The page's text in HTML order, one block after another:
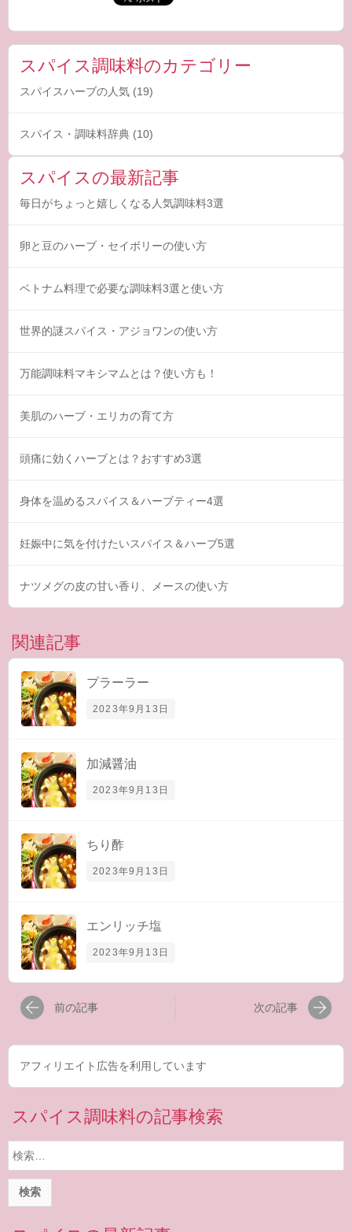
スパイス調味料のカテゴリー
スパイスハーブの人気 (19)
スパイス・調味料辞典 (10)
スパイスの最新記事
毎日がちょっと嬉しくなる人気調味料3選
卵と豆のハーブ・セイボリーの使い方
ベトナム料理で必要な調味料3選と使い方
世界的謎スパイス・アジョワンの使い方
万能調味料マキシマムとは？使い方も！
美肌のハーブ・エリカの育て方
頭痛に効くハーブとは？おすすめ3選
身体を温めるスパイス＆ハーブティー4選
妊娠中に気を付けたいスパイス＆ハーブ5選
ナツメグの皮の甘い香り、メースの使い方
関連記事
プラーラー
2023年9月13日
加減醤油
2023年9月13日
ちり酢
2023年9月13日
エンリッチ塩
2023年9月13日
前の記事 次の記事
アフィリエイト広告を利用しています
スパイス調味料の記事検索
検
索: